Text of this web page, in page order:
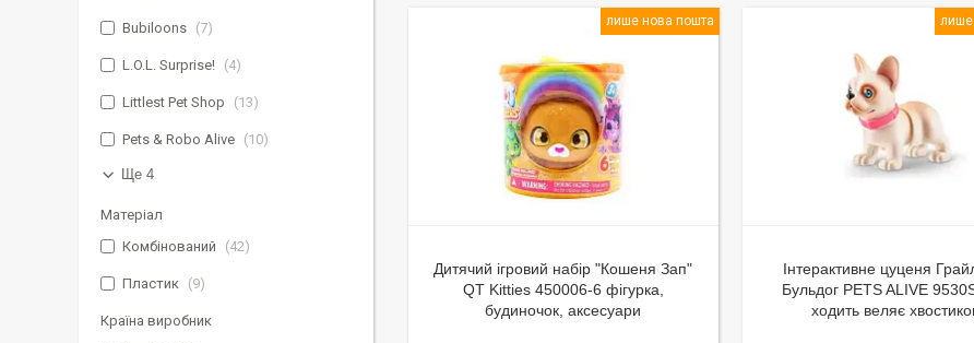
лише нова пошта
Дитячий ігровий набір "Кошеня Зап"
QT Kitties 450006-6 фігурка,
будиночок, аксесуари
лише
Інтерактивне цуценя
Бульдог PETS ALIVE
ходить веляє
Bubiloons 7
L.O.L. Surprise! 4
Littlest Pet Shop 13
Pets & Robo Alive 10
Ще 4
Матеріал
Комбінований
42
Пластик 9
Країна виробник